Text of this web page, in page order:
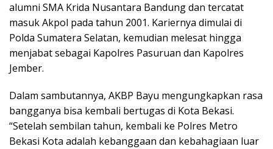
alumni SMA Krida Nusantara Bandung dan tercatat
masuk Akpol pada tahun 2001. Kariernya dimulai di
Polda Sumatera Selatan, kemudian melesat hingga
menjabat sebagai Kapolres Pasuruan dan Kapolres
Jember.
Dalam sambutannya, AKBP Bayu mengungkapkan rasa
bangganya bisa kembali bertugas di Kota Bekasi.
“Setelah sembilan tahun, kembali ke Polres Metro
Bekasi Kota adalah kebanggaan dan kebahagiaan luar